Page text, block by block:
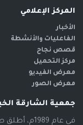
من كل شهر
تمت قراءة
ملاحظة:
* إذا قمت
الرغبة بالتسجيل
التالي
* إذا كنت ترغب
المحسنين لدينا
وفعاليات
المركز الإعلامي
الأخبار
الفاعليات والأنشطة
قصص نجاح
مركز التحميل
معرض الفيديو
معرض الصور
جمعية الشارقة
في عام